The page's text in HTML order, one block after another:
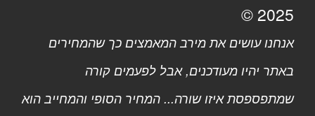
2025 ©
אנחנו עושים את מירב המאמצים כך שהמחירים
באתר יהיו מעודכנים, אבל לפעמים קורה
שמתפספסת איזו שורה... המחיר הסופי והמחייב הוא